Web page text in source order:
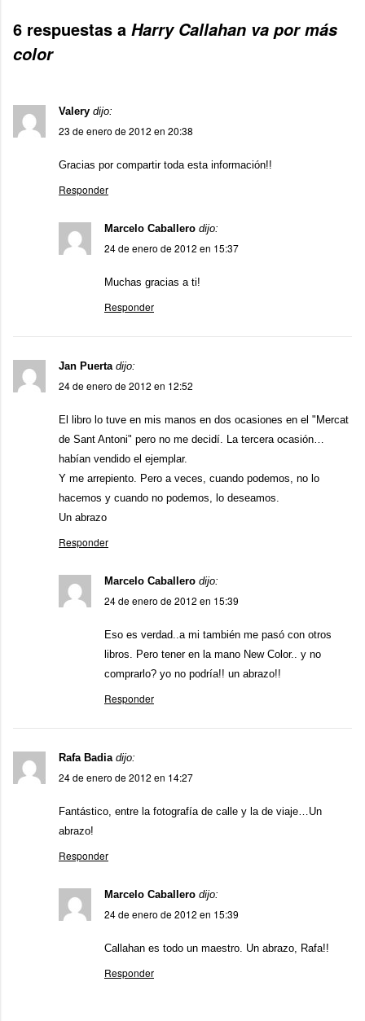
6 respuestas a Harry Callahan va por más
color
Valery dijo:
23 de enero de 2012 en 20:38
Gracias por compartir toda esta información!!
Responder
Marcelo Caballero dijo:
24 de enero de 2012 en 15:37
Muchas gracias a ti!
Responder
Jan Puerta dijo:
24 de enero de 2012 en 12:52
El libro lo tuve en mis manos en dos ocasiones en el "Mercat
de Sant Antoni" pero no me decidí. La tercera ocasión…
habían vendido el ejemplar.
Y me arrepiento. Pero a veces, cuando podemos, no lo
hacemos y cuando no podemos, lo deseamos.
Un abrazo
Responder
Marcelo Caballero dijo:
24 de enero de 2012 en 15:39
Eso es verdad..a mi también me pasó con otros
libros. Pero tener en la mano New Color.. y no
comprarlo? yo no podría!! un abrazo!!
Responder
Rafa Badia dijo:
24 de enero de 2012 en 14:27
Fantástico, entre la fotografía de calle y la de viaje…Un
abrazo!
Responder
Marcelo Caballero dijo:
24 de enero de 2012 en 15:39
Callahan es todo un maestro. Un abrazo, Rafa!!
Responder